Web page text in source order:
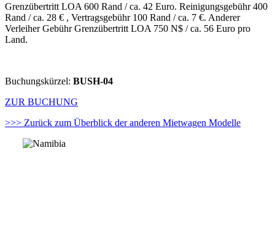
Grenzübertritt LOA 600 Rand / ca. 42 Euro. Reinigungsgebühr 400
Rand / ca. 28 € , Vertragsgebühr 100 Rand / ca. 7 €. Anderer
Verleiher Gebühr Grenzübertritt LOA 750 N$ / ca. 56 Euro pro
Land.
Buchungskürzel: BUSH-04
ZUR BUCHUNG
>>> Zurück zum Überblick der anderen Mietwagen Modelle